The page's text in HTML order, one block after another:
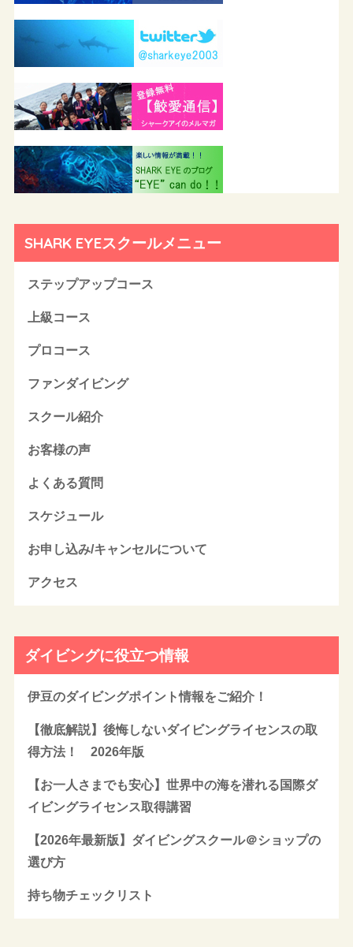
SHARK EYEスクールメニュー
ステップアップコース
上級コース
プロコース
ファンダイビング
スクール紹介
お客様の声
よくある質問
スケジュール
お申し込み/キャンセルについて
アクセス
ダイビングに役立つ情報
伊豆のダイビングポイント情報をご紹介！
【徹底解説】後悔しないダイビングライセンスの取
得方法！ 2026年版
【お一人さまでも安心】世界中の海を潜れる国際ダ
イビングライセンス取得講習
【2026年最新版】ダイビングスクール＠ショップの
選び方
持ち物チェックリスト